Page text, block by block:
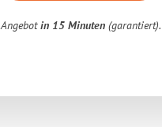
Angebotin 15 Minuten (garantiert).